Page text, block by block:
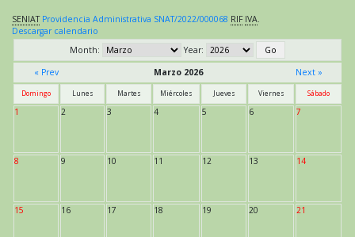
SENIAT Providencia Administrativa SNAT/2022/000068 RIF IVA.
Descargar calendario
Month:
Year:
« Prev
Marzo 2026 Next »
Domingo Lunes Martes Miércoles Jueves Viernes Sábado
1 2 3 4 5 6 7
8 9 10 11 12 13 14
15 16 17 18 19 20 21